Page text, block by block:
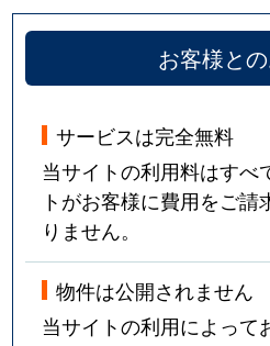
お客様と
サービスは完全無料
当サイトの利用料はすべ
トがお客様に費用をご
りません。
物件は公開されません
当サイトの利用によって